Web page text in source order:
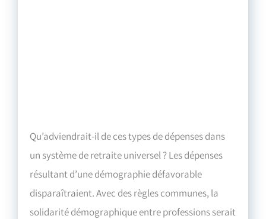
Qu’adviendrait-il de ces types de dépenses dans
un système de retraite universel ? Les dépenses
résultant d’une démographie défavorable
disparaîtraient. Avec des règles communes, la
solidarité démographique entre professions serait